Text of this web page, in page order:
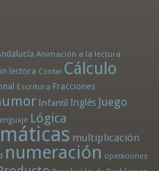
Animación a la lectura
lectora Contar Cálculo
Escritura Fracciones
Infantil Inglés Juego
Lógica
multiplicación
numeración operaciones